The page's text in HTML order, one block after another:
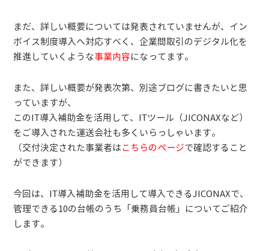
まだ、詳しい概要については発表されていませんが、イン
ボイス制度導入へ対応すべく、企業間取引のデジタル化を
推進していくような事業内容になってます。
また、詳しい概要が発表次第、別途ブログに書きたいと思
っていますが、
このIT導入補助金を活用して、ITツール（JICONAXなど）
をご導入された運送会社も多くいらっしゃいます。
（交付決定された事業者はこちらのページで確認すること
ができます）
今回は、IT導入補助金を活用して導入できるJICONAXで、
管理できる10の台帳のうち「乗務員台帳」についてご紹介
します。